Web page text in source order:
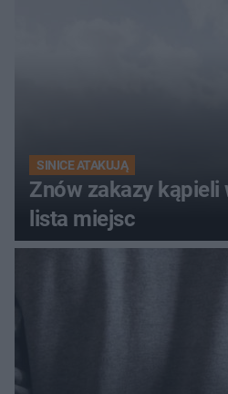
SINICE ATAKUJĄ
Znów zakazy kąpieli
lista miejsc